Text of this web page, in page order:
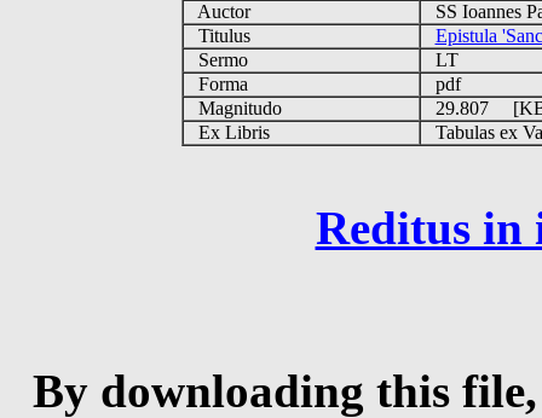
Auctor
SS Ioannes
Titulus
Epistula
Sermo
LT
Forma
pdf
Magnitudo
29.807
Ex Libris
Tabulas ex
Reditus in
By downloading this